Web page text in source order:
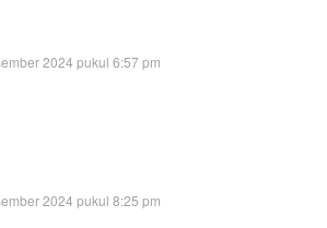
2024 pukul 6:57 pm
2024 pukul 8:25 pm